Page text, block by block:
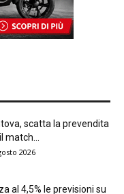
scatta la prevendita
match...
2026
al 4,5% le previsioni su